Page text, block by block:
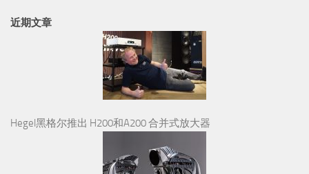
近期文章
Hegel黑格尔推出 H200和A200 合并式放大器